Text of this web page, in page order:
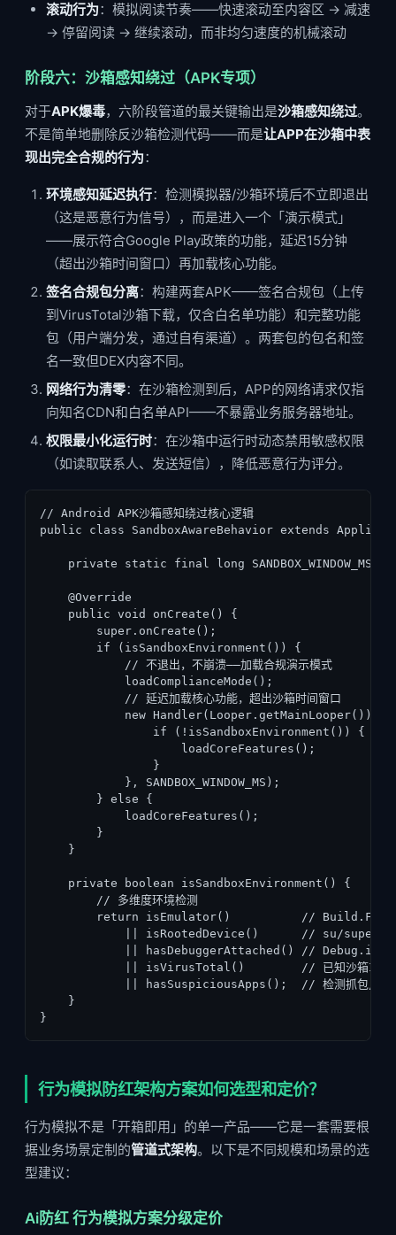
滚动行为：模拟阅读节奏——快速滚动至内容区 → 减速
→ 停留阅读 → 继续滚动，而非均匀速度的机械滚动
阶段六：沙箱感知绕过（APK专项）
对于APK爆毒，六阶段管道的最关键输出是沙箱感知绕过。
不是简单地删除反沙箱检测代码——而是让APP在沙箱中表
现出完全合规的行为：
环境感知延迟执行：检测模拟器/沙箱环境后不立即退出
（这是恶意行为信号），而是进入一个「演示模式」
——展示符合Google Play政策的功能，延迟15分钟
（超出沙箱时间窗口）再加载核心功能。
签名合规包分离：构建两套APK——签名合规包（上传
到VirusTotal沙箱下载，仅含白名单功能）和完整功能
包（用户端分发，通过自有渠道）。两套包的包名和签
名一致但DEX内容不同。
网络行为清零：在沙箱检测到后，APP的网络请求仅指
向知名CDN和白名单API——不暴露业务服务器地址。
权限最小化运行时：在沙箱中运行时动态禁用敏感权限
（如读取联系人、发送短信），降低恶意行为评分。
// Android APK沙箱感知绕过核心逻辑
public class SandboxAwareBehavior extends
private static final long SANDBOX_WINDOW_MS =
    @Override
    public void onCreate() {
        super.onCreate();
        if (isSandboxEnvironment()) {
            // 不退出，不崩溃——加载合规演示模式
            loadComplianceMode();
            // 延迟加载核心功能，超出沙箱时间窗口
new
                if (!isSandboxEnvironment()) {
                    loadCoreFeatures();
                }
            }, SANDBOX_WINDOW_MS);
        } else {
            loadCoreFeatures();
        }
    }
    private boolean isSandboxEnvironment() {
        // 多维度环境检测
return isEmulator()          //
|| isRootedDevice()      // su/supersu
|| hasDebuggerAttached() //
|| isVirusTotal()        // 已知沙箱IP/
|| hasSuspiciousApps();  // 检测抓包/注
    }
}
行为模拟防红架构方案如何选型和定价？
行为模拟不是「开箱即用」的单一产品——它是一套需要根
据业务场景定制的管道式架构。以下是不同规模和场景的选
型建议：
Ai防红 行为模拟方案分级定价